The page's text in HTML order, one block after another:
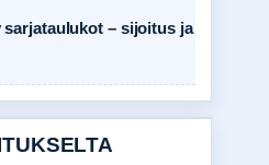
sarjataulukot – sijoitus ja